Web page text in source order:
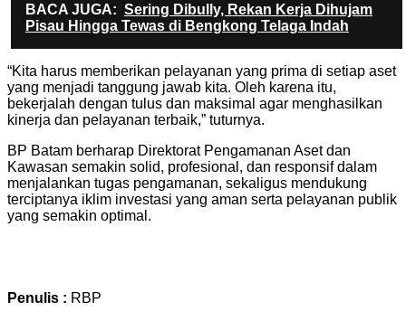
BACA JUGA: Sering Dibully, Rekan Kerja Dihujam
Pisau Hingga Tewas di Bengkong Telaga Indah
“Kita harus memberikan pelayanan yang prima di setiap aset
yang menjadi tanggung jawab kita. Oleh karena itu,
bekerjalah dengan tulus dan maksimal agar menghasilkan
kinerja dan pelayanan terbaik,” tuturnya.
BP Batam berharap Direktorat Pengamanan Aset dan
Kawasan semakin solid, profesional, dan responsif dalam
menjalankan tugas pengamanan, sekaligus mendukung
terciptanya iklim investasi yang aman serta pelayanan publik
yang semakin optimal.
Penulis : RBP